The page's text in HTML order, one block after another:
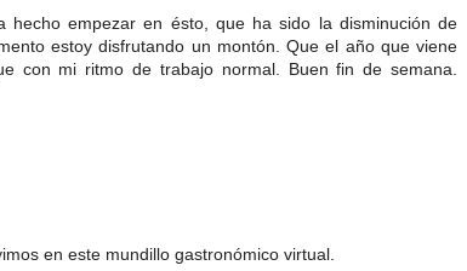
empezar en ésto, que ha sido la disminución de
estoy disfrutando un montón. Que el año que viene
con mi ritmo de trabajo normal. Buen fin de semana.
en este mundillo gastronómico virtual.